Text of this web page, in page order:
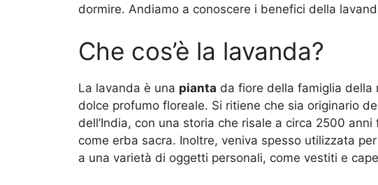
dormire. Andiamo a conoscere i benefici della
Che cos’è la lavanda?
La lavanda è una pianta da fiore della famiglia
dolce profumo floreale. Si ritiene che sia originario
dell’India, con una storia che risale a circa 2500
come erba sacra. Inoltre, veniva spesso utilizzata
a una varietà di oggetti personali, come vestiti e